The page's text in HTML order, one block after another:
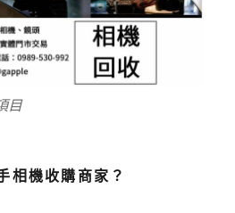
目
相機收購商家？